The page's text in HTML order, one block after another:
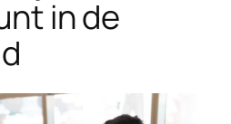
in de